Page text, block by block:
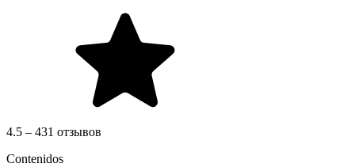
4.5 – 431 отзывов
Contenidos